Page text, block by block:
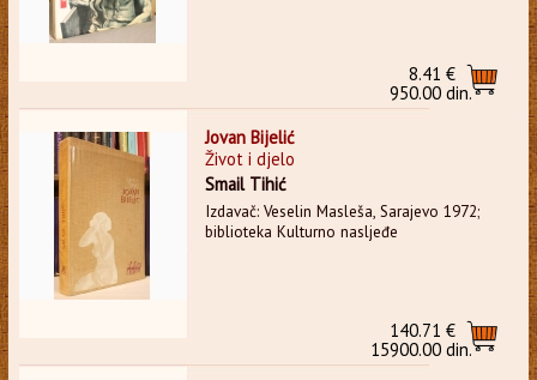
8.41 €
950.00 din.
Jovan Bijelić
Život i djelo
Smail Tihić
Izdavač: Veselin Masleša, Sarajevo 1972;
biblioteka Kulturno nasljeđe
140.71 €
15900.00 din.